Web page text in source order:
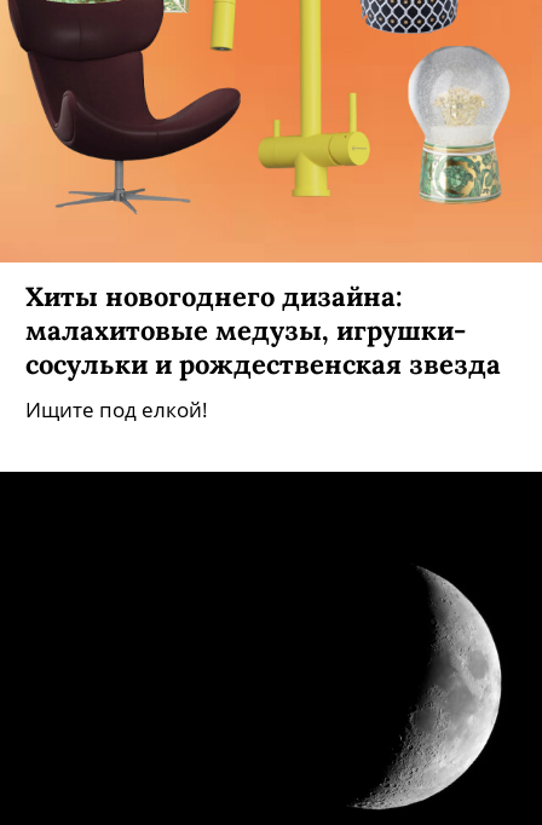
Хиты новогоднего дизайна:
малахитовые медузы, игрушки-
сосульки и рождественская звезда
Ищите под елкой!